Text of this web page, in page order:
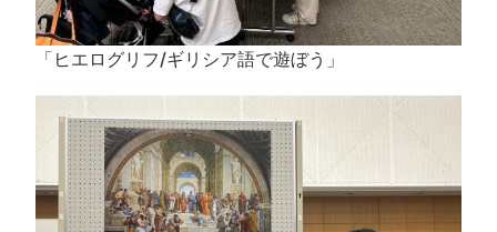
「ヒエログリフ/ギリシア語で遊ぼう」